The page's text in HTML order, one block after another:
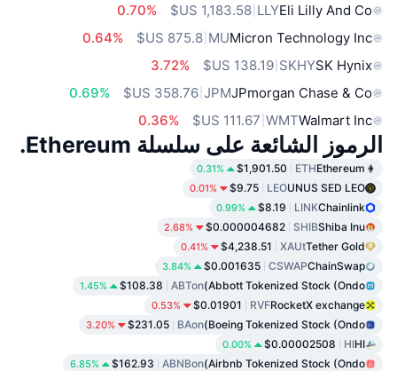
Eli Lilly And Co
LLY
‏‏1,183.58 US$
0.70%
Micron Technology Inc
MU
‏875.8 US$
0.64%
SK Hynix
SKHY
‏138.19 US$
3.72%
JPmorgan Chase & Co
JPM
‏358.76 US$
0.69%
Walmart Inc
WMT
0.36%
الرموز الشائعة على سلسلة Ethereum.
Ethereum
ETH
$1,901.50
0.31%
UNUS SED LEO
LEO
$9.75
0.01%
Chainlink
LINK
$8.19
0.99%
Shiba Inu
SHIB
$0.000004682
2.68%
Tether Gold
XAUt
$4,238.51
0.41%
ChainSwap
CSWAP
$0.001635
3.84%
Abbott Tokenized Stock (Ondo)
ABTon
$108.38
1.45%
RocketX exchange
RVF
$0.01901
0.53%
Boeing Tokenized Stock (Ondo)
BAon
$231.05
3.20%
HI
HI
$0.00002508
0.00%
Airbnb Tokenized Stock (Ondo)
ABNBon
$162.93
6.85%